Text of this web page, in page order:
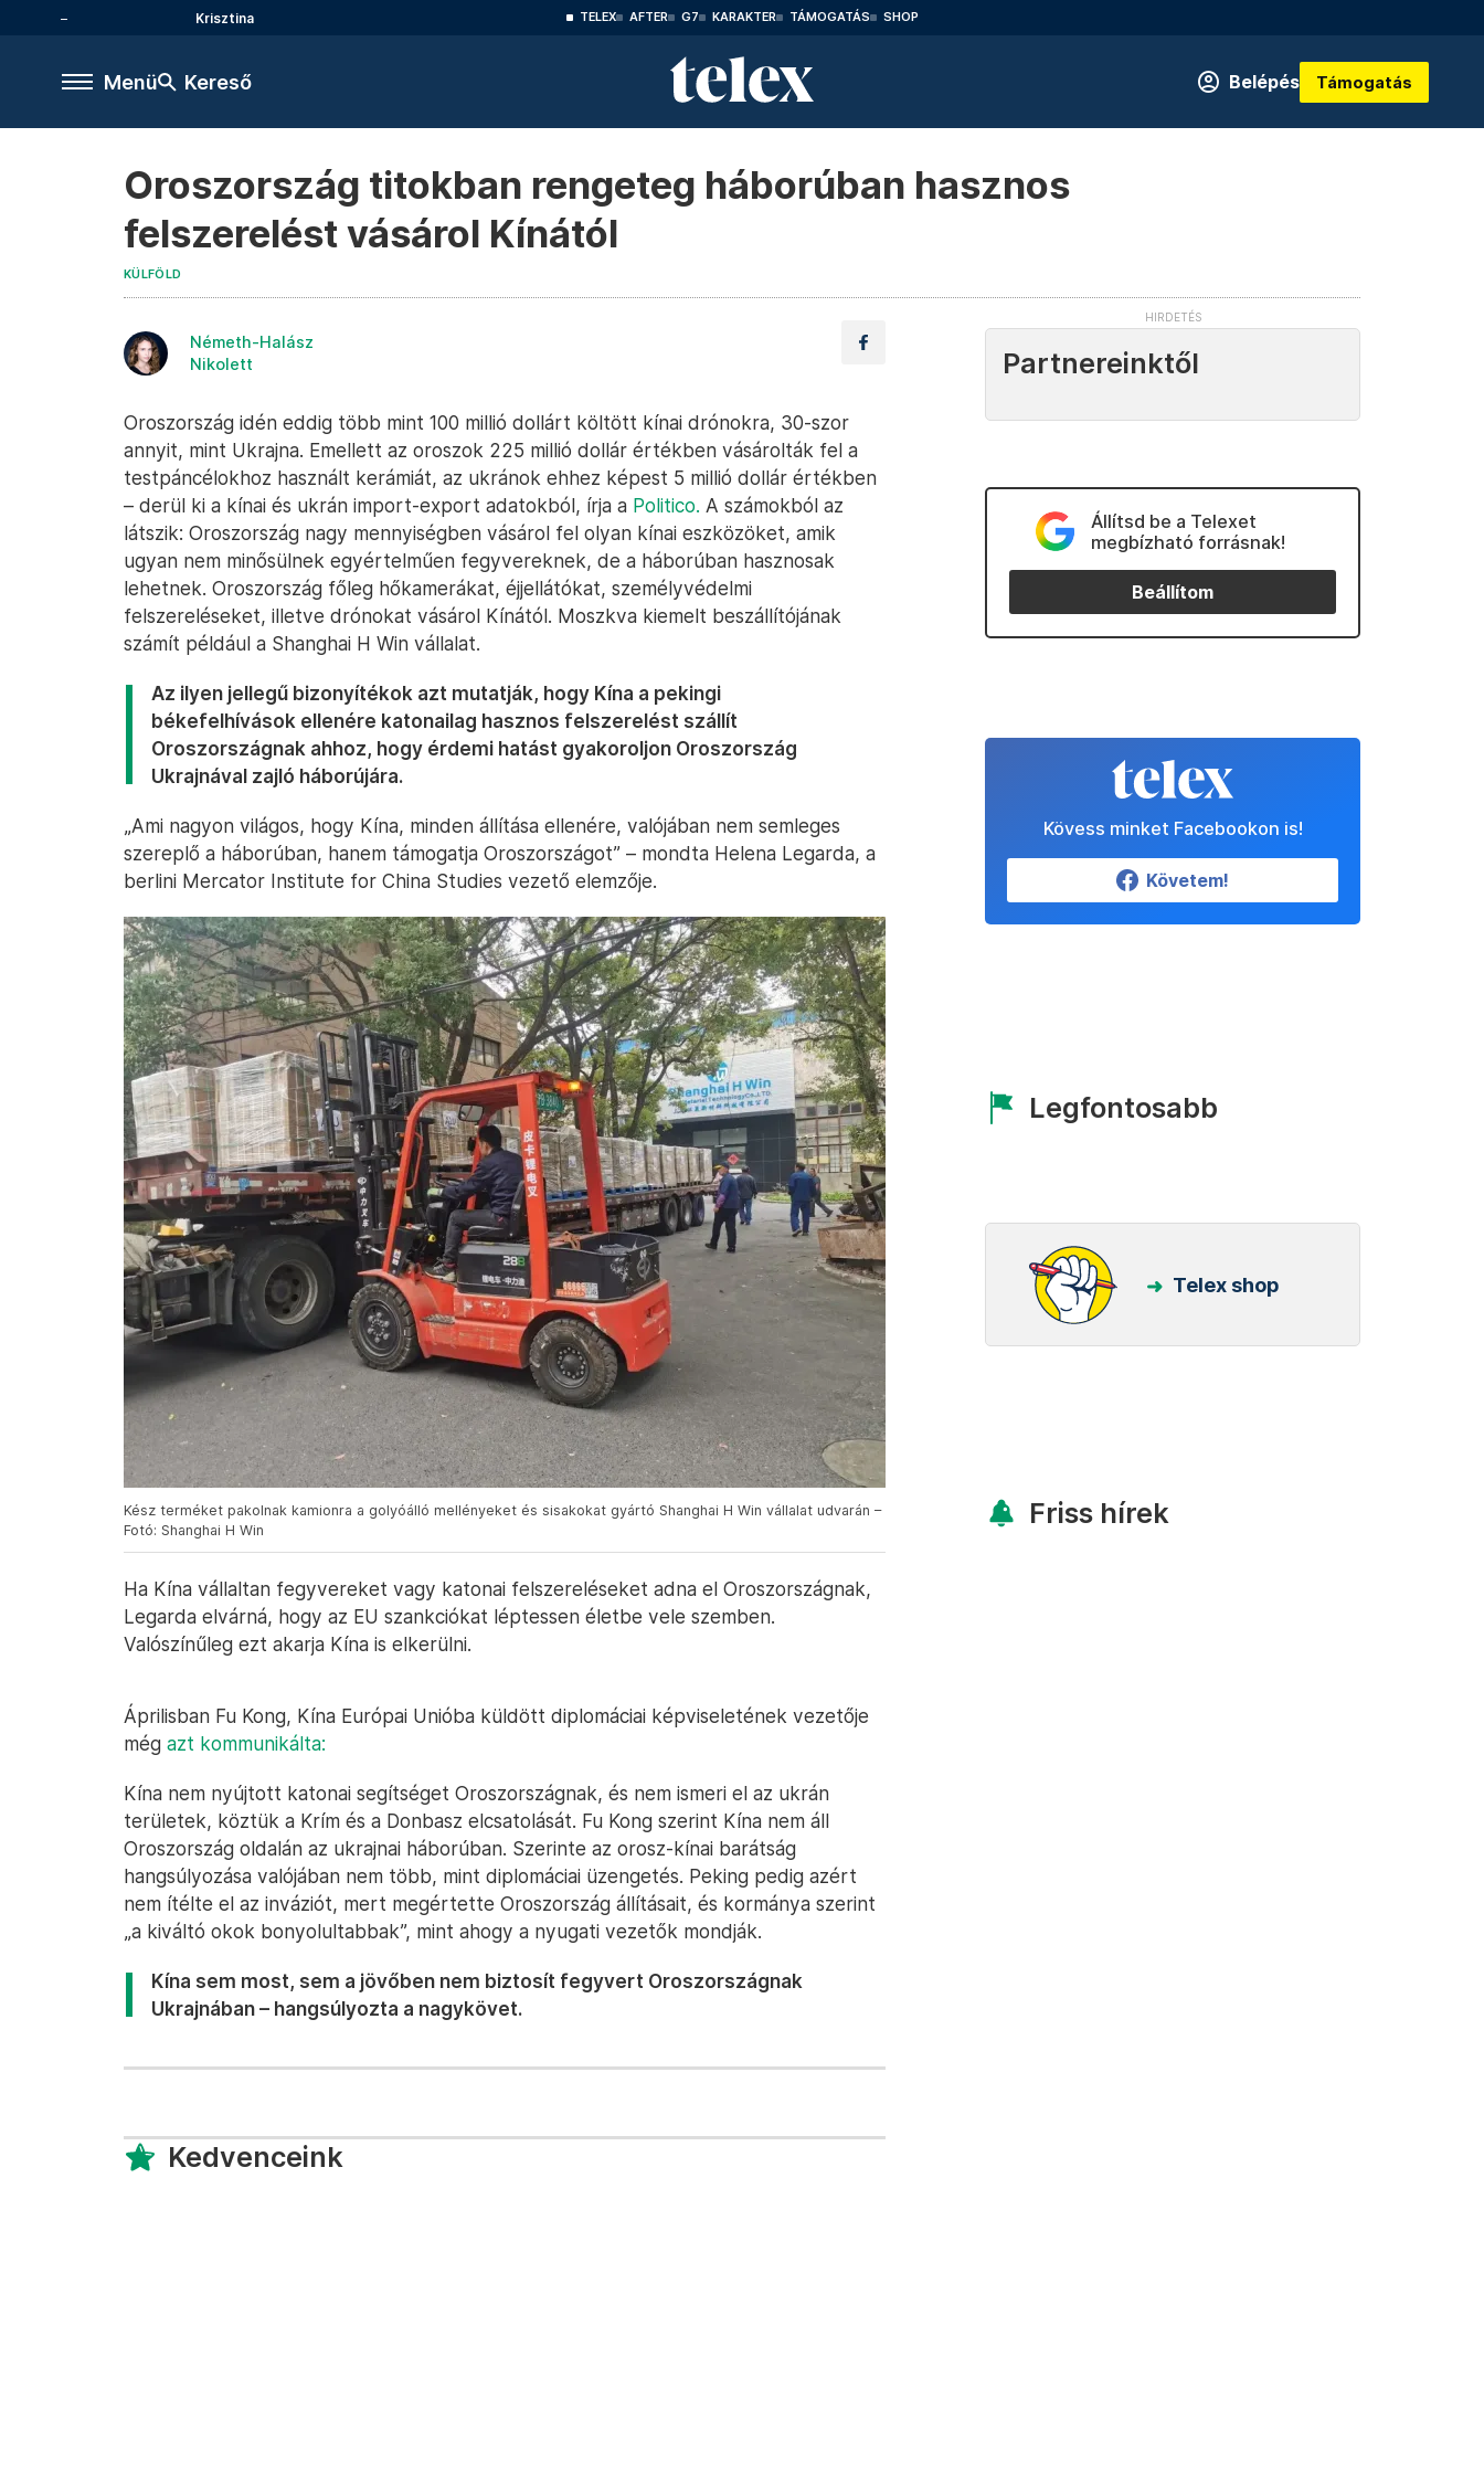
Krisztina TELEX AFTER G7 KARAKTER TÁMOGATÁS SHOP
Menü Kereső Belépés Támogatás
Oroszország titokban rengeteg háborúban hasznos
felszerelést vásárol Kínától
KÜLFÖLD
Németh-Halász
Nikolett
Oroszország idén eddig több mint 100 millió dollárt költött kínai drónokra, 30-szor
annyit, mint Ukrajna. Emellett az oroszok 225 millió dollár értékben vásárolták fel a
testpáncélokhoz használt kerámiát, az ukránok ehhez képest 5 millió dollár értékben
– derül ki a kínai és ukrán import-export adatokból, írja a Politico. A számokból az
látszik: Oroszország nagy mennyiségben vásárol fel olyan kínai eszközöket, amik
ugyan nem minősülnek egyértelműen fegyvereknek, de a háborúban hasznosak
lehetnek. Oroszország főleg hőkamerákat, éjjellátókat, személyvédelmi
felszereléseket, illetve drónokat vásárol Kínától. Moszkva kiemelt beszállítójának
számít például a Shanghai H Win vállalat.
Az ilyen jellegű bizonyítékok azt mutatják, hogy Kína a pekingi
békefelhívások ellenére katonailag hasznos felszerelést szállít
Oroszországnak ahhoz, hogy érdemi hatást gyakoroljon Oroszország
Ukrajnával zajló háborújára.
„Ami nagyon világos, hogy Kína, minden állítása ellenére, valójában nem semleges
szereplő a háborúban, hanem támogatja Oroszországot” – mondta Helena Legarda, a
berlini Mercator Institute for China Studies vezető elemzője.
Kész terméket pakolnak kamionra a golyóálló mellényeket és sisakokat gyártó Shanghai H Win vállalat udvarán –
Fotó: Shanghai H Win
Ha Kína vállaltan fegyvereket vagy katonai felszereléseket adna el Oroszországnak,
Legarda elvárná, hogy az EU szankciókat léptessen életbe vele szemben.
Valószínűleg ezt akarja Kína is elkerülni.
Áprilisban Fu Kong, Kína Európai Unióba küldött diplomáciai képviseletének vezetője
még azt kommunikálta:
Kína nem nyújtott katonai segítséget Oroszországnak, és nem ismeri el az ukrán
területek, köztük a Krím és a Donbasz elcsatolását. Fu Kong szerint Kína nem áll
Oroszország oldalán az ukrajnai háborúban. Szerinte az orosz-kínai barátság
hangsúlyozása valójában nem több, mint diplomáciai üzengetés. Peking pedig azért
nem ítélte el az inváziót, mert megértette Oroszország állításait, és kormánya szerint
„a kiváltó okok bonyolultabbak”, mint ahogy a nyugati vezetők mondják.
Kína sem most, sem a jövőben nem biztosít fegyvert Oroszországnak
Ukrajnában – hangsúlyozta a nagykövet.
Kedvenceink
Partnereinktől
Állítsd be a Telexet
megbízható forrásnak!
Beállítom
Kövess minket Facebookon is!
Követem!
Legfontosabb
Telex shop
Friss hírek